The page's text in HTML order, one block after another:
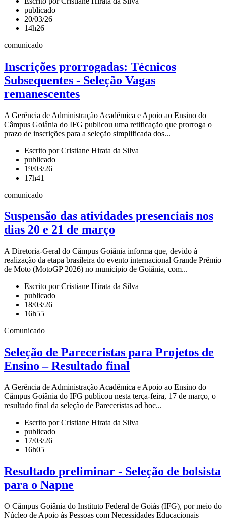
publicado
20/03/26
14h26
comunicado
Inscrições prorrogadas: Técnicos
Subsequentes - Seleção Vagas
remanescentes
A Gerência de Administração Acadêmica e Apoio ao Ensino do
Câmpus Goiânia do IFG publicou uma retificação que prorroga o
prazo de inscrições para a seleção simplificada dos...
Escrito por Cristiane Hirata da Silva
publicado
19/03/26
17h41
comunicado
Suspensão das atividades presenciais nos
dias 20 e 21 de março
A Diretoria-Geral do Câmpus Goiânia informa que, devido à
realização da etapa brasileira do evento internacional Grande Prêmio
de Moto (MotoGP 2026) no município de Goiânia, com...
Escrito por Cristiane Hirata da Silva
publicado
18/03/26
16h55
Comunicado
Seleção de Pareceristas para Projetos de
Ensino – Resultado final
A Gerência de Administração Acadêmica e Apoio ao Ensino do
Câmpus Goiânia do IFG publicou nesta terça-feira, 17 de março, o
resultado final da seleção de Pareceristas ad hoc...
Escrito por Cristiane Hirata da Silva
publicado
17/03/26
16h05
Resultado preliminar - Seleção de bolsista
para o Napne
O Câmpus Goiânia do Instituto Federal de Goiás (IFG), por meio do
Núcleo de Apoio às Pessoas com Necessidades Educacionais